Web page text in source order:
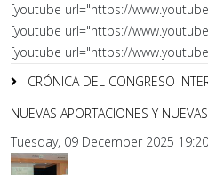
[youtube url="https://
[youtube url="https://
[youtube url="https://
CRÓNICA DEL CONGRESO
NUEVAS APORTACIONES Y
Tuesday, 09 December 2025 19:20